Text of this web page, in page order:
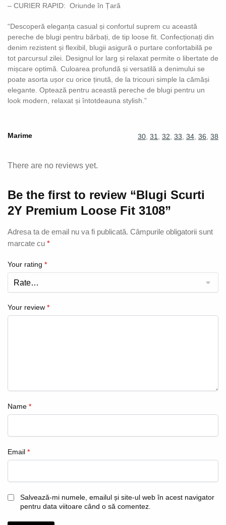
– CURIER RAPID: Oriunde în Țară
“Descoperă eleganța casual și confortul suprem cu această
pereche de blugi pentru bărbați, de tip loose fit. Confecționați din
denim rezistent și flexibil, blugii asigură o purtare confortabilă pe
tot parcursul zilei. Designul lor larg și relaxat permite o libertate de
mișcare optimă. Culoarea profundă și versatilă a denimului se
poate asorta ușor cu orice ținută, de la tricouri simple la cămăși
elegante. Optează pentru această pereche de blugi pentru un
look modern, relaxat și întotdeauna stylish.”
Marime 30 31 32 33 34 36 38
There are no reviews yet.
Be the first to review “Blugi Scurti
2Y Premium Loose Fit 3108”
Adresa ta de email nu va fi publicată. Câmpurile obligatorii sunt
marcate cu *
Your rating *
Your review *
Name *
Email *
Salvează-mi numele, emailul și site-ul web în acest navigator
pentru data viitoare când o să comentez.